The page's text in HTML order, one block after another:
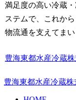
満足度の高い冷蔵
ステムで、これか
物流通を支えてまい
豊海東都水産冷蔵
豊海東都水産冷蔵株